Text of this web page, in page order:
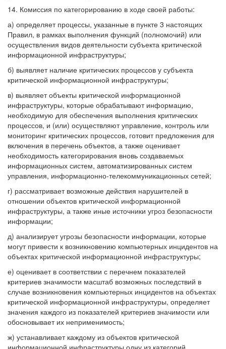
14. Комиссия по категорированию в ходе своей работы:
а) определяет процессы, указанные в пункте 3 настоящих
Правил, в рамках выполнения функций (полномочий) или
осуществления видов деятельности субъекта критической
информационной инфраструктуры;
б) выявляет наличие критических процессов у субъекта
критической информационной инфраструктуры;
в) выявляет объекты критической информационной
инфраструктуры, которые обрабатывают информацию,
необходимую для обеспечения выполнения критических
процессов, и (или) осуществляют управление, контроль или
мониторинг критических процессов, готовит предложения для
включения в перечень объектов, а также оценивает
необходимость категорирования вновь создаваемых
информационных систем, автоматизированных систем
управления, информационно-телекоммуникационных сетей;
г) рассматривает возможные действия нарушителей в
отношении объектов критической информационной
инфраструктуры, а также иные источники угроз безопасности
информации;
д) анализирует угрозы безопасности информации, которые
могут привести к возникновению компьютерных инцидентов на
объектах критической информационной инфраструктуры;
е) оценивает в соответствии с перечнем показателей
критериев значимости масштаб возможных последствий в
случае возникновения компьютерных инцидентов на объектах
критической информационной инфраструктуры, определяет
значения каждого из показателей критериев значимости или
обосновывает их неприменимость;
ж) устанавливает каждому из объектов критической